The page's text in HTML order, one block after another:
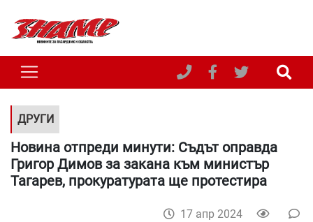
ДРУГИ
Новина отпреди минути: Съдът оправда
Григор Димов за закана към министър
Тагарев, прокуратурата ще протестира
17 апр 2024